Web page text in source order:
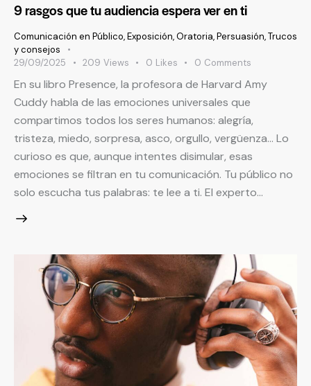
9 rasgos que tu audiencia espera ver en ti
Comunicación en Público,Exposición,Oratoria,Persuasión,Trucos
y consejos
29/09/2025
209 Views 0 Likes 0 Comments
En su libro Presence, la profesora de Harvard Amy
Cuddy habla de las emociones universales que
compartimos todos los seres humanos: alegría,
tristeza, miedo, sorpresa, asco, orgullo, vergüenza… Lo
curioso es que, aunque intentes disimular, esas
emociones se filtran en tu comunicación. Tu público no
solo escucha tus palabras: te lee a ti. El experto…